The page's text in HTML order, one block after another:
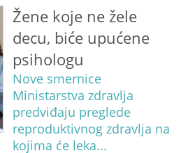
Žene koje ne žele
decu, biće upućene
psihologu
Nove smernice
Ministarstva zdravlja
predviđaju preglede
reproduktivnog zdravlja na
kojima će leka...